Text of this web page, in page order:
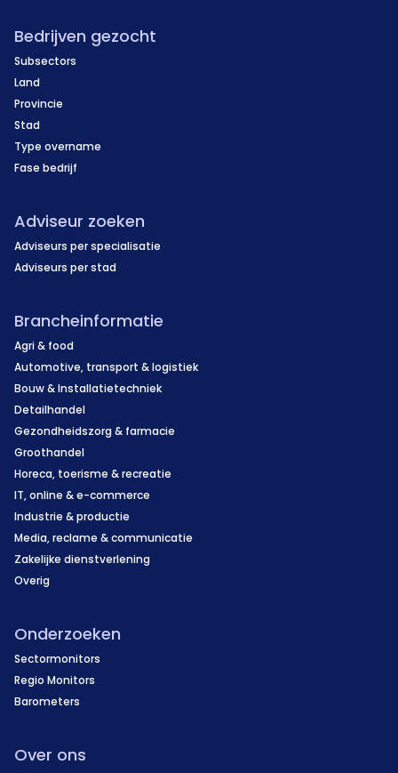
Bedrijven gezocht
Subsectors
Land
Provincie
Stad
Type overname
Fase bedrijf
Adviseur zoeken
Adviseurs per specialisatie
Adviseurs per stad
Brancheinformatie
Agri & food
Automotive, transport & logistiek
Bouw & Installatietechniek
Detailhandel
Gezondheidszorg & farmacie
Groothandel
Horeca, toerisme & recreatie
IT, online & e-commerce
Industrie & productie
Media, reclame & communicatie
Zakelijke dienstverlening
Overig
Onderzoeken
Sectormonitors
Regio Monitors
Barometers
Over ons